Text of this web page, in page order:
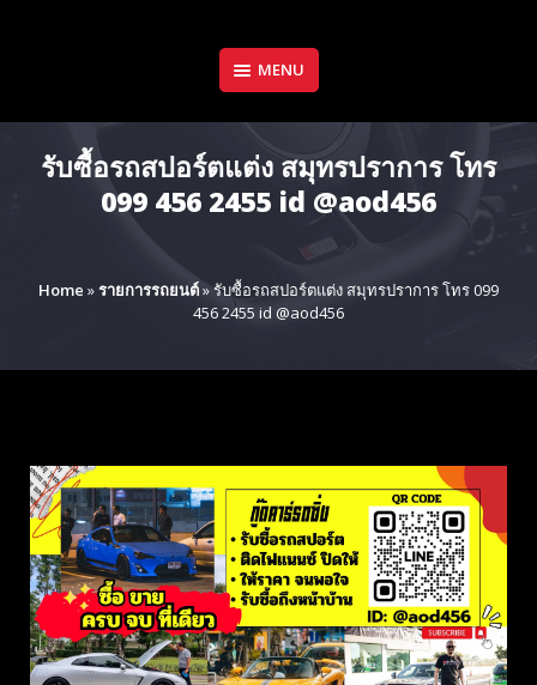
MENU
รับซื้อรถสปอร์ตแต่ง สมุทรปราการ โทร
099 456 2455 id @aod456
Home »รายการรถยนต์»รับซื้อรถสปอร์ตแต่ง สมุทรปราการ โทร 099
456 2455 id @aod456